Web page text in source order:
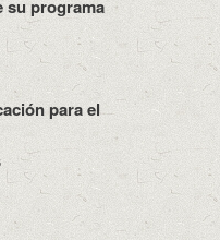
su programa
para el